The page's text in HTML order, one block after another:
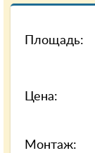
Площадь:
Цена:
Монтаж: